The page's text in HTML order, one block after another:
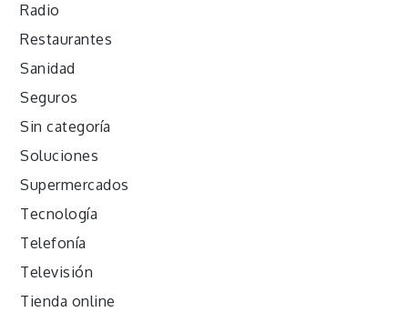
Radio
Restaurantes
Sanidad
Seguros
Sin categoría
Soluciones
Supermercados
Tecnología
Telefonía
Televisión
Tienda online